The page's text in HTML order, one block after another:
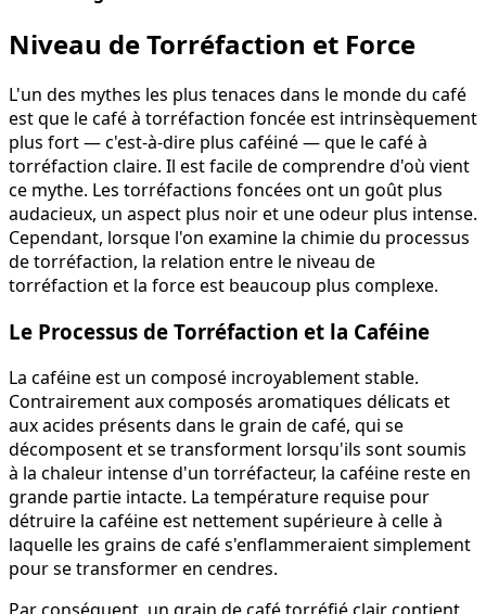
Niveau de Torréfaction et Force
L'un des mythes les plus tenaces dans le monde du café
est que le café à torréfaction foncée est intrinsèquement
plus fort — c'est-à-dire plus caféiné — que le café à
torréfaction claire. Il est facile de comprendre d'où vient
ce mythe. Les torréfactions foncées ont un goût plus
audacieux, un aspect plus noir et une odeur plus intense.
Cependant, lorsque l'on examine la chimie du processus
de torréfaction, la relation entre le niveau de
torréfaction et la force est beaucoup plus complexe.
Le Processus de Torréfaction et la Caféine
La caféine est un composé incroyablement stable.
Contrairement aux composés aromatiques délicats et
aux acides présents dans le grain de café, qui se
décomposent et se transforment lorsqu'ils sont soumis
à la chaleur intense d'un torréfacteur, la caféine reste en
grande partie intacte. La température requise pour
détruire la caféine est nettement supérieure à celle à
laquelle les grains de café s'enflammeraient simplement
pour se transformer en cendres.